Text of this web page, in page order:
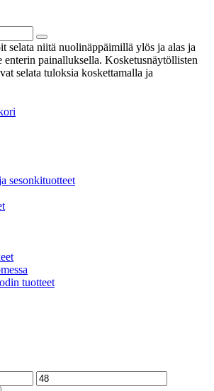
selata niitä nuolinäppäimillä ylös ja alas ja
painalluksella. Kosketusnäytöllisten
selata tuloksia koskettamalla ja
sesonkituotteet
tuotteet